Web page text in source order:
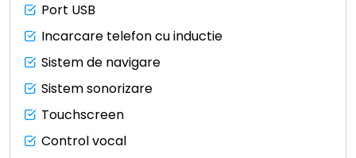
Port USB
Incarcare telefon cu inductie
Sistem de navigare
Sistem sonorizare
Touchscreen
Control vocal